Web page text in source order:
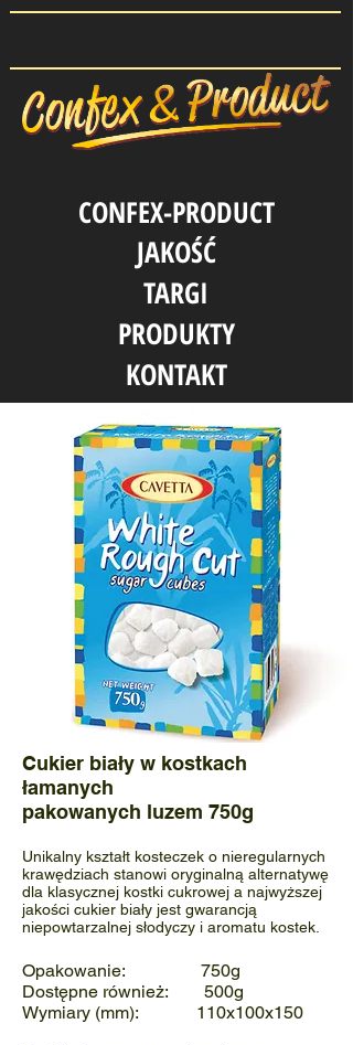
CONFEX-PRODUCT
JAKOŚĆ
TARGI
PRODUKTY
KONTAKT
Cukier biały w kostkach
łamanych
pakowanych luzem 750g
Unikalny kształt kosteczek o nieregularnych
krawędziach stanowi oryginalną alternatywę
dla klasycznej kostki cukrowej a najwyższej
jakości cukier biały jest gwarancją
niepowtarzalnej słodyczy i aromatu kostek.
Opakowanie: 750g
Dostępne również: 500g
Wymiary (mm): 110x100x150